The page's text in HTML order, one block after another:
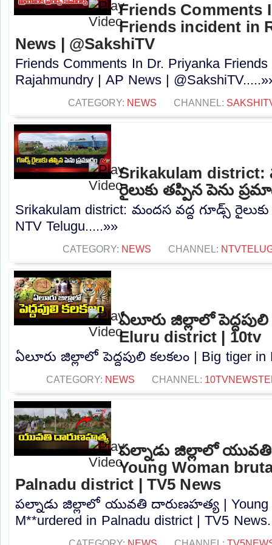
Friends Comments
Friends incident in
News | @SakshiTV
Friends Comments In Dr. Priyanka
Rajahmundry | AP News |
CATEGORY: NEWS CHANNEL:
Srikakulam district:
రైలుకు తప్పిన పెను
Srikakulam district: మందస వద్ద గూడ్స్
NTV Telugu.....»»
CATEGORY: NEWS CHANNEL:
ఏలూరు జిల్లాలో
Eluru district | 10tv
ఏలూరు జిల్లాలో పెద్దపులి కలకలం | Big tiger in
CATEGORY: NEWS CHANNEL:
పల్నాడు జిల్లాలో
Young Woman
Palnadu district | TV5 News
పల్నాడు జిల్లాలో యువతి దారుణహత్య | Young
M**urdered in Palnadu district | TV5